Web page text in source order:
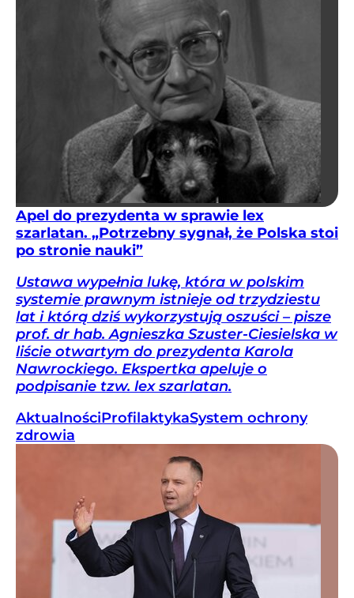
Apel do prezydenta w sprawie lex
szarlatan. „Potrzebny sygnał, że Polska stoi
po stronie nauki”
Ustawa wypełnia lukę, która w polskim
systemie prawnym istnieje od trzydziestu
lat i którą dziś wykorzystują oszuści – pisze
prof. dr hab. Agnieszka Szuster-Ciesielska w
liście otwartym do prezydenta Karola
Nawrockiego. Ekspertka apeluje o
podpisanie tzw. lex szarlatan.
AktualnościProfilaktykaSystem ochrony
zdrowia